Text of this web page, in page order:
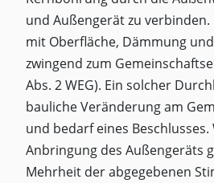
und Außengerät zu verbinden.
mit Oberfläche, Dämmung
zwingend zum
Abs. 2 WEG). Ein solcher
bauliche Veränderung am
und bedarf eines Beschlusses.
Anbringung des Außengeräts
Mehrheit der abgegebenen